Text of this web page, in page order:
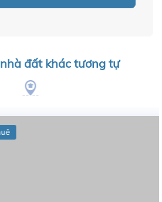
nhà đất khác tương tự